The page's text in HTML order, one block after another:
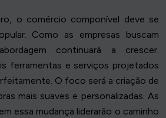
o comércio componível deve se
Como as empresas buscam
continuará a crescer.
ferramentas e serviços projetados
O foco será a criação de
mais suaves e personalizadas. As
essa mudança liderarão o caminho